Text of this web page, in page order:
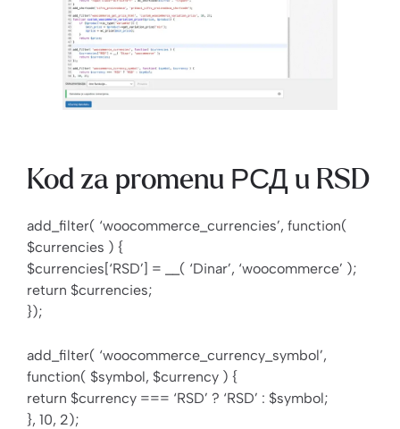
Kod za promenu РСД u RSD
add_filter( ‘woocommerce_currencies’, function(
$currencies ) {
$currencies[‘RSD’] = __( ‘Dinar’, ‘woocommerce’ );
return $currencies;
});
add_filter( ‘woocommerce_currency_symbol’,
function( $symbol, $currency ) {
return $currency === ‘RSD’ ? ‘RSD’ : $symbol;
}, 10, 2);